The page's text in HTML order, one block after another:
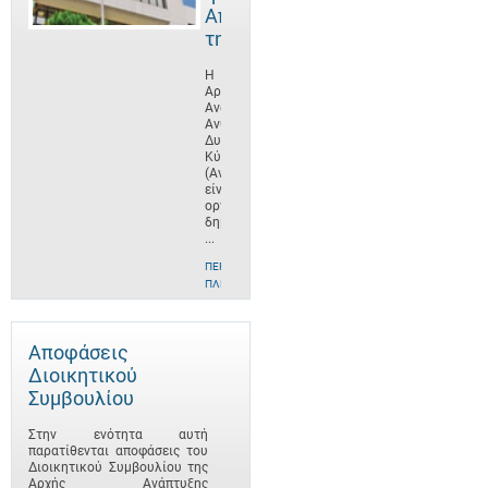
Αποστολή
της
Η
Αρχή
Ανάπτυξης
Ανθρώπινου
Δυναμικού
Κύπρου
(ΑνΑΔ)
είναι
οργανισμός
δημοσίου
...
ΠΕΡΙΣΣΌΤΕΡΕΣ
ΠΛΗΡΟΦΟΡΊΕΣ
Αποφάσεις
Διοικητικού
Συμβουλίου
Στην ενότητα αυτή
παρατίθενται αποφάσεις του
Διοικητικού Συμβουλίου της
Αρχής Ανάπτυξης